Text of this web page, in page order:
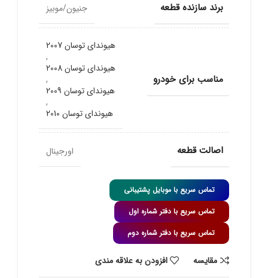
برند سازنده قطعه جنیون/موبیز
مناسب برای خودرو
هیوندای توسان 2007
,
هیوندای توسان 2008
,
هیوندای توسان 2009
,
هیوندای توسان 2010
اصالت قطعه اورجینال
تماس سریع با موبایل پشتیبانی
تماس سریع با دفتر شماره اول
تماس سریع با دفتر شماره دوم
مقايسه افزودن به علاقه مندی